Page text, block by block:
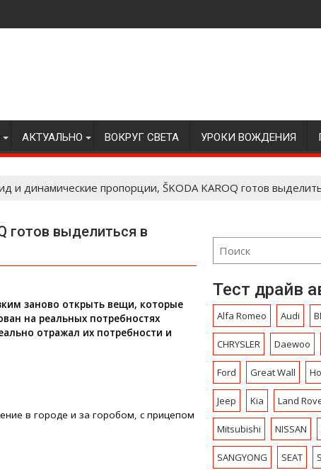
всякий случай!
АКТУАЛЬНО ВОКРУГ СВЕТА УРОКИ ВОЖДЕНИЯ
и динамические пропорции, ŠKODA KAROQ готов
готов выделиться в
заново открыть вещи, которые
на реальных потребностях
отражал их потребности и
в городе и за горобом, с прицепом
Тест драйв
Alfa Romeo Audi
CHRYSLЕR Daewoo
Ford Great Wall
Jeep Kia Land
Mitsubishi NISSAN
SANGYONG SEAT